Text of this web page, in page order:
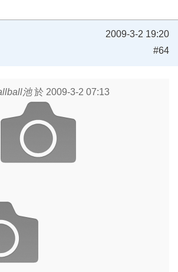
2009-3-2 19:20
#64
池於 2009-3-2 07:13